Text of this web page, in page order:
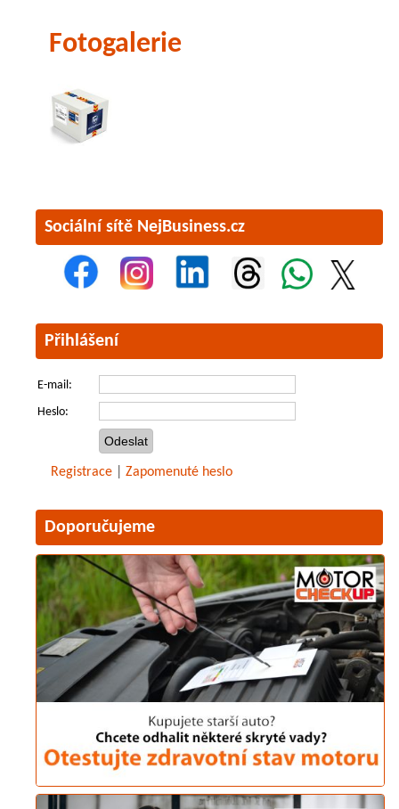
Fotogalerie
Sociální sítě NejBusiness.cz
Přihlášení
E-mail:
Heslo:
Registrace Zapomenuté heslo
Doporučujeme